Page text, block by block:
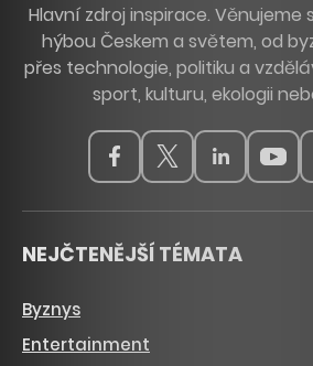
Hlavní zdroj inspirace.
hýbou Českem a světem, od
přes technologie, politiku a
sport, kulturu, ekologii
NEJČTENĚJŠÍ TÉMATA
Byznys
Entertainment